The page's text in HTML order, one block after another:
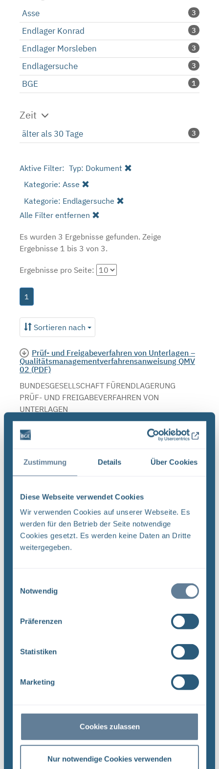
Zustimmung Details Über Cookies
Diese Webseite verwendet Cookies
Wir verwenden Cookies auf unserer Webseite. Es
werden für den Betrieb der Seite notwendige
Cookies gesetzt. Es werden keine Daten an Dritte
weitergegeben.
Notwendig
Präferenzen
Statistiken
Marketing
Cookies zulassen
Nur notwendige Cookies verwenden
Asse 3
Endlager Konrad 3
Endlager Morsleben 3
Endlagersuche 3
BGE 1
Zeit
älter als 30 Tage 3
Aktive Filter: Typ: Dokument
Kategorie: Asse
Kategorie: Endlagersuche
Alle Filter entfernen
Es wurden 3 Ergebnisse gefunden. Zeige
Ergebnisse 1 bis 3 von 3.
Ergebnisse pro Seite:
1
Sortieren nach
Prüf- und Freigabeverfahren von Unterlagen –
Qualitätsmanagementverfahrensanweisung QMV
02 (PDF)
BUNDESGESELLSCHAFT FÜRENDLAGERUNG
PRÜF- UND FREIGABEVERFAHREN VON
UNTERLAGEN
QUALITÄTSMANAGEMENTVERFAHRENSANWEISUNG
QMV 02 : ,.. In Projekt PSP-Element
Funktion/Thema Komponente Baugruppe Aufgabe
20.03.2019 | Upload am: 12.12.2022
Revision von Unterlagen –
Qualitätsmanagementverfahrensanweisung QMV
03 (PDF)
NAAN NNNNNNNNNN NNAAANN AANNNA AANN
Ersteller/Unterschrift: QM Stempelfeld: UA ...
20.03.2019 | Upload am: 12.12.2022
Forschungs- und Entwicklungsstrategie der
FORSCHUNG UND ENTWICKLUNG F&E-Strategie
der BGE Stand April 2024 Vorwort Liebe
Strategie erhalten Sie einen Einblick in das
umfassende Aufgabenspek- ...